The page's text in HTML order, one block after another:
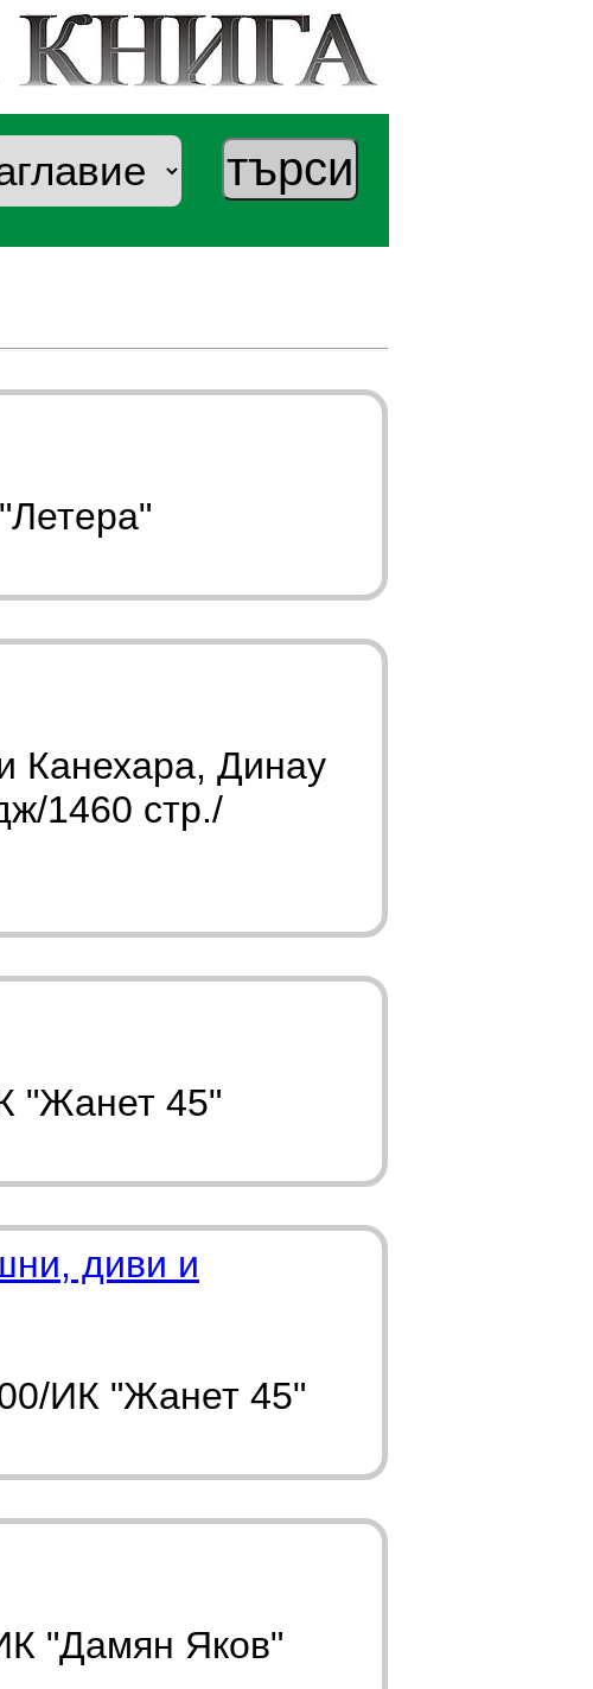
Канехара, Динау
1460 стр./
"Жанет 45"
диви и
ИК "Жанет 45"
"Дамян Яков"